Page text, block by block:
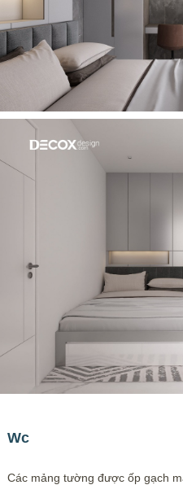
Wc
Các mảng tường được ốp gạch